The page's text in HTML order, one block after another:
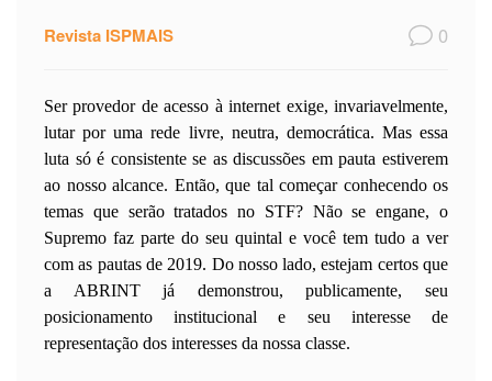
Revista ISPMAIS 0
Ser provedor de acesso à internet exige, invariavelmente,
lutar por uma rede livre, neutra, democrática. Mas essa
luta só é consistente se as discussões em pauta estiverem
ao nosso alcance. Então, que tal começar conhecendo os
temas que serão tratados no STF? Não se engane, o
Supremo faz parte do seu quintal e você tem tudo a ver
com as pautas de 2019. Do nosso lado, estejam certos que
a ABRINT já demonstrou, publicamente, seu
posicionamento institucional e seu interesse de
representação dos interesses da nossa classe.